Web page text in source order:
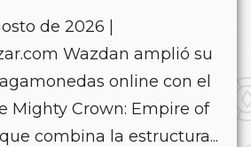
de 2026 |
Wazdan amplió su
online con el
Mighty Crown: Empire of
combina la estructura...